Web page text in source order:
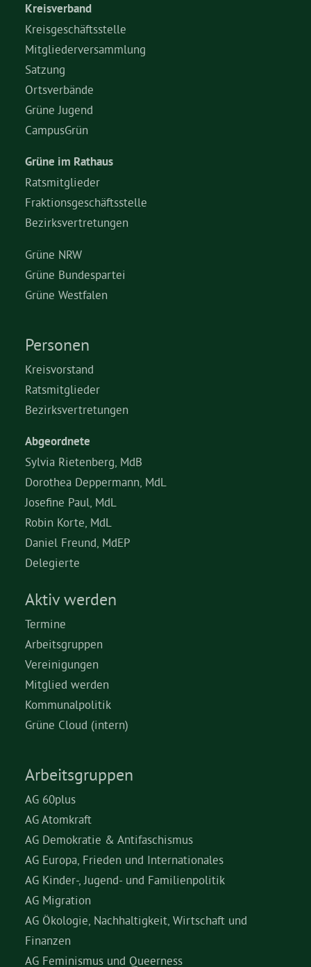
Kreisverband
Kreisgeschäftsstelle
Mitgliederversammlung
Satzung
Ortsverbände
Grüne Jugend
CampusGrün
Grüne im Rathaus
Ratsmitglieder
Fraktionsgeschäftsstelle
Bezirksvertretungen
Grüne NRW
Grüne Bundespartei
Grüne Westfalen
Personen
Kreisvorstand
Ratsmitglieder
Bezirksvertretungen
Abgeordnete
Sylvia Rietenberg, MdB
Dorothea Deppermann, MdL
Josefine Paul, MdL
Robin Korte, MdL
Daniel Freund, MdEP
Delegierte
Aktiv werden
Termine
Arbeitsgruppen
Vereinigungen
Mitglied werden
Kommunalpolitik
Grüne Cloud (intern)
Arbeitsgruppen
AG 60plus
AG Atomkraft
AG Demokratie & Antifaschismus
AG Europa, Frieden und Internationales
AG Kinder-, Jugend- und Familienpolitik
AG Migration
AG Ökologie, Nachhaltigkeit, Wirtschaft und
Finanzen
AG Feminismus und Queerness